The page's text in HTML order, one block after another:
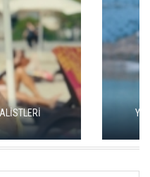
SAN SEBASTIÁN'DA
YAPACAK